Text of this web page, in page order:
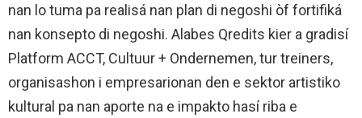
nan lo tuma pa realisá nan plan di negoshi òf fortifiká
nan konsepto di negoshi. Alabes Qredits kier a gradisí
Platform ACCT, Cultuur + Ondernemen, tur treiners,
organisashon i empresarionan den e sektor artistiko
kultural pa nan aporte na e impakto hasí riba e